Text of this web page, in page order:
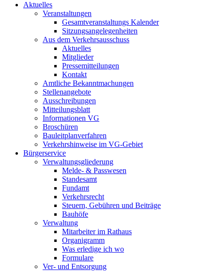
Aktuelles
Veranstaltungen
Gesamtveranstaltungs Kalender
Sitzungsangelegenheiten
Aus dem Verkehrsausschuss
Aktuelles
Mitglieder
Pressemitteilungen
Kontakt
Amtliche Bekanntmachungen
Stellenangebote
Ausschreibungen
Mitteilungsblatt
Informationen VG
Broschüren
Bauleitplanverfahren
Verkehrshinweise im VG-Gebiet
Bürgerservice
Verwaltungsgliederung
Melde- & Passwesen
Standesamt
Fundamt
Verkehrsrecht
Steuern, Gebühren und Beiträge
Bauhöfe
Verwaltung
Mitarbeiter im Rathaus
Organigramm
Was erledige ich wo
Formulare
Ver- und Entsorgung